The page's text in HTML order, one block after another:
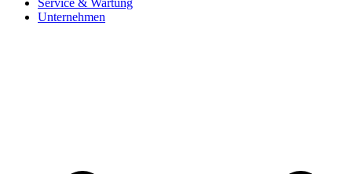
Service & Wartung
Unternehmen